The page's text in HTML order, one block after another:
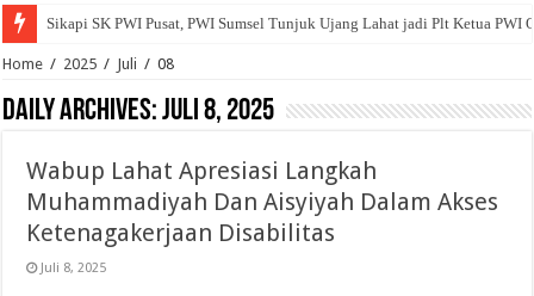
Sikapi SK PWI Pusat, PWI Sumsel Tunjuk Ujang Lahat jadi Plt Ketua PWI
Home / 2025 / Juli / 08
Daily Archives:Juli 8, 2025
Wabup Lahat Apresiasi Langkah
Muhammadiyah Dan Aisyiyah Dalam Akses
Ketenagakerjaan Disabilitas
Juli 8, 2025